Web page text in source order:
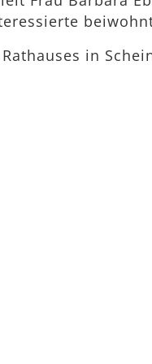
in